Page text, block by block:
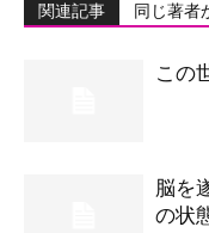
関連記事 同じ著者
この
脳を
の状